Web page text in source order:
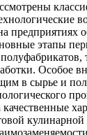
предприятиях
этапы
Особое
в сырье и